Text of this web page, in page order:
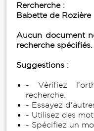
Rercherche :
Babette de Rozière
Aucun document
recherche spécifiés.
Suggestions :
- Vérifiez
recherche.
- Essayez
- Utilisez des
- Spécifiez un